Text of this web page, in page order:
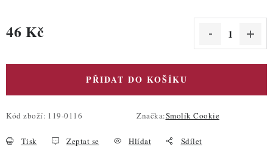
46 Kč
PŘIDAT DO KOŠÍKU
Kód zboží: 119-0116 Značka:Smolík Cookie
Tisk Zeptat se Hlídat Sdílet